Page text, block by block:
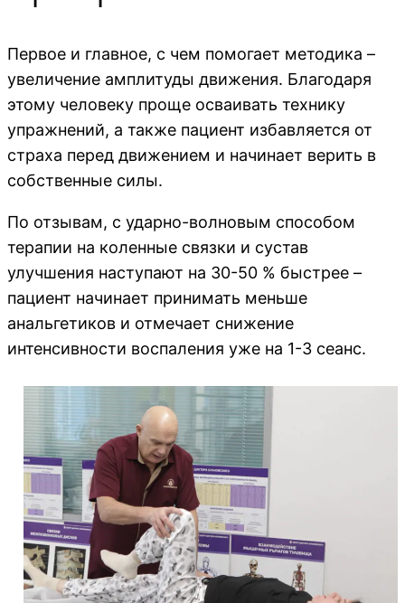
Первое и главное, с чем помогает методика –
увеличение амплитуды движения. Благодаря
этому человеку проще осваивать технику
упражнений, а также пациент избавляется от
страха перед движением и начинает верить в
собственные силы.
По отзывам, с ударно-волновым способом
терапии на коленные связки и сустав
улучшения наступают на 30-50 % быстрее –
пациент начинает принимать меньше
анальгетиков и отмечает снижение
интенсивности воспаления уже на 1-3 сеанс.